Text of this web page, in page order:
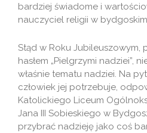
bardziej świadome i
nauczyciel religii w bydgoskim
Stąd w Roku Jubileuszowym,
hasłem „Pielgrzymi nadziei”,
właśnie tematu nadziei. Na
człowiek jej potrzebuje,
Katolickiego Liceum
Jana III Sobieskiego w
przybrać nadzieję jako coś